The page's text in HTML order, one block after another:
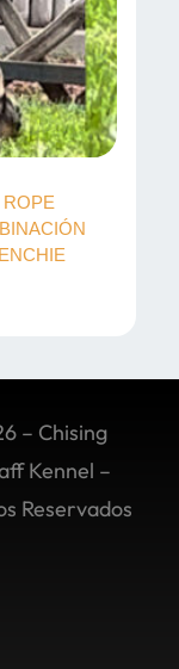
– Chising
Kennel –
Reservados